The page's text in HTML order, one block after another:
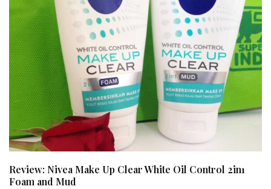
Review: Nivea Make Up Clear White Oil Control 2in1
Foam and Mud